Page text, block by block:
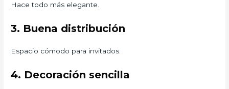
Hace todo más elegante.
3. Buena distribución
Espacio cómodo para invitados.
4. Decoración sencilla